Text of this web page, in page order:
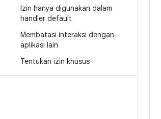
Izin hanya digunakan dalam
handler default
Membatasi interaksi dengan
aplikasi lain
Tentukan izin khusus